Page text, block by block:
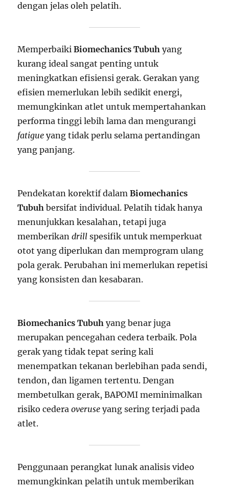
dengan jelas oleh pelatih.
MemperbaikiBiomechanics Tubuh yang
kurang ideal sangat penting untuk
meningkatkan efisiensi gerak. Gerakan yang
efisien memerlukan lebih sedikit energi,
memungkinkan atlet untuk mempertahankan
performa tinggi lebih lama dan mengurangi
fatigue yang tidak perlu selama pertandingan
yang panjang.
Pendekatan korektif dalamBiomechanics
Tubuh bersifat individual. Pelatih tidak hanya
menunjukkan kesalahan, tetapi juga
memberikandrill spesifik untuk memperkuat
otot yang diperlukan dan memprogram ulang
pola gerak. Perubahan ini memerlukan repetisi
yang konsisten dan kesabaran.
Biomechanics Tubuh yang benar juga
merupakan pencegahan cedera terbaik. Pola
gerak yang tidak tepat sering kali
menempatkan tekanan berlebihan pada sendi,
tendon, dan ligamen tertentu. Dengan
membetulkan gerak, BAPOMI meminimalkan
risiko cederaoveruse yang sering terjadi pada
atlet.
Penggunaan perangkat lunak analisis video
memungkinkan pelatih untuk memberikan